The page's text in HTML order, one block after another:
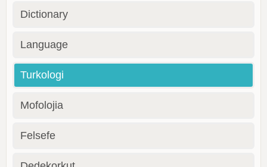
Dictionary
Language
Turkologi
Mofolojia
Felsefe